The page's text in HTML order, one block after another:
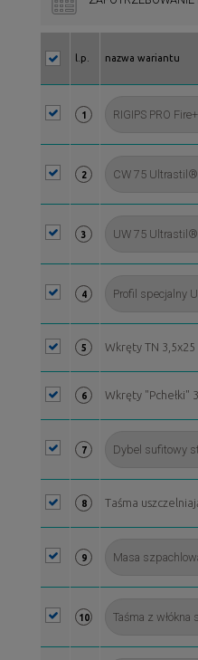
l.p. nazwa wariantu
1
2
3
4
5 Wkręty TN 3,5x25
6 Wkręty "Pchełki"
7
8 Taśma
9
10